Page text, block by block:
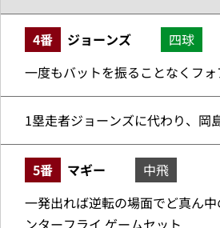
4番 ジョーンズ
四球
一度もバットを振ることなくフ
1塁走者ジョーンズに代わり、岡
5番 マギー
中飛
一発出れば逆転の場面でど真ん
ンターフライ ゲームセット